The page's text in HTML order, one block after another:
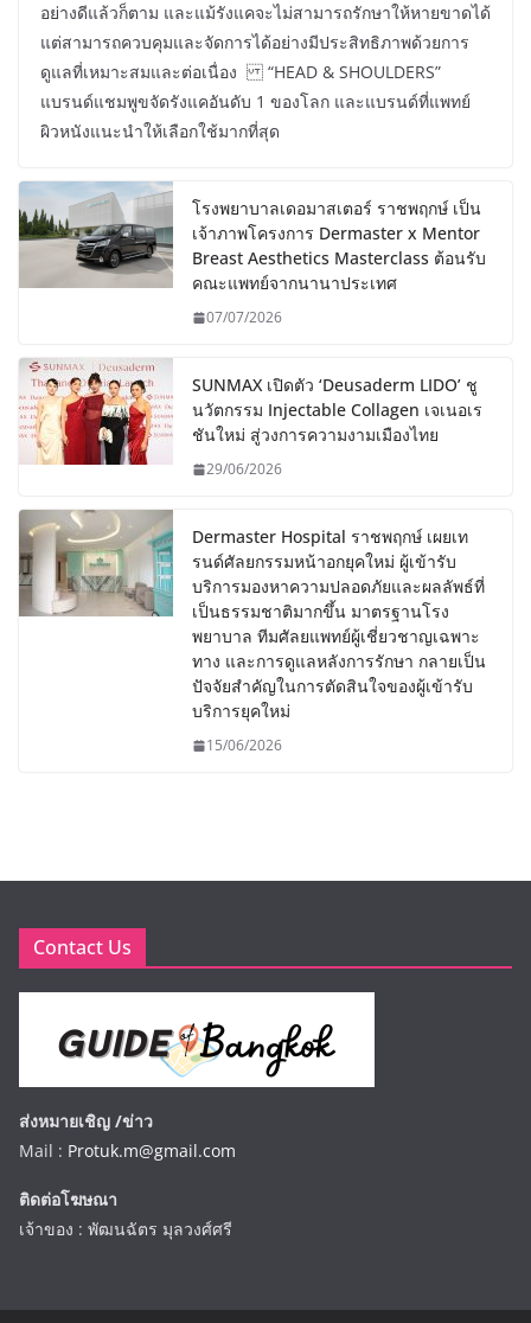
อย่างดีแล้วก็ตาม และแม้รังแคจะไม่สามารถรักษาให้หายขาดได้
แต่สามารถควบคุมและจัดการได้อย่างมีประสิทธิภาพด้วยการ
ดูแลที่เหมาะสมและต่อเนื่อง “HEAD & SHOULDERS”
แบรนด์แชมพูขจัดรังแคอันดับ 1 ของโลก และแบรนด์ที่แพทย์
ผิวหนังแนะนำให้เลือกใช้มากที่สุด
โรงพยาบาลเดอมาสเตอร์ ราชพฤกษ์ เป็น
เจ้าภาพโครงการ Dermaster x Mentor
Breast Aesthetics Masterclass ต้อนรับ
คณะแพทย์จากนานาประเทศ
07/07/2026
SUNMAX เปิดตัว ‘Deusaderm LIDO’ ชู
นวัตกรรม Injectable Collagen เจเนอเร
ชันใหม่ สู่วงการความงามเมืองไทย
29/06/2026
Dermaster Hospital ราชพฤกษ์ เผยเท
รนด์ศัลยกรรมหน้าอกยุคใหม่ ผู้เข้ารับ
บริการมองหาความปลอดภัยและผลลัพธ์ที่
เป็นธรรมชาติมากขึ้น มาตรฐานโรง
พยาบาล ทีมศัลยแพทย์ผู้เชี่ยวชาญเฉพาะ
ทาง และการดูแลหลังการรักษา กลายเป็น
ปัจจัยสำคัญในการตัดสินใจของผู้เข้ารับ
บริการยุคใหม่
15/06/2026
Contact Us
ส่งหมายเชิญ /ข่าว
Mail : Protuk.m@gmail.com
ติดต่อโฆษณา
เจ้าของ : พัฒนฉัตร มุลวงศ์ศรี